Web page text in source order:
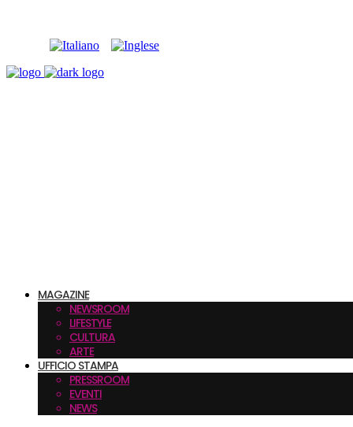
MAGAZINE
NEWSROOM
LIFESTYLE
CULTURA
ARTE
UFFICIO STAMPA
PRESSROOM
EVENTI
NEWS